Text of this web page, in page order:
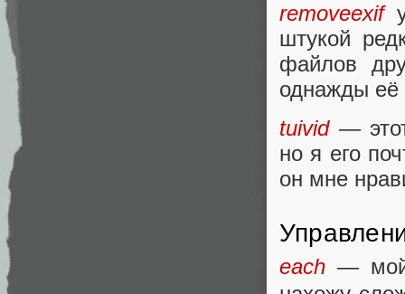
removeexif
штукой
файлов
однажды её
tuivid— этот
но я его
он мне
each —